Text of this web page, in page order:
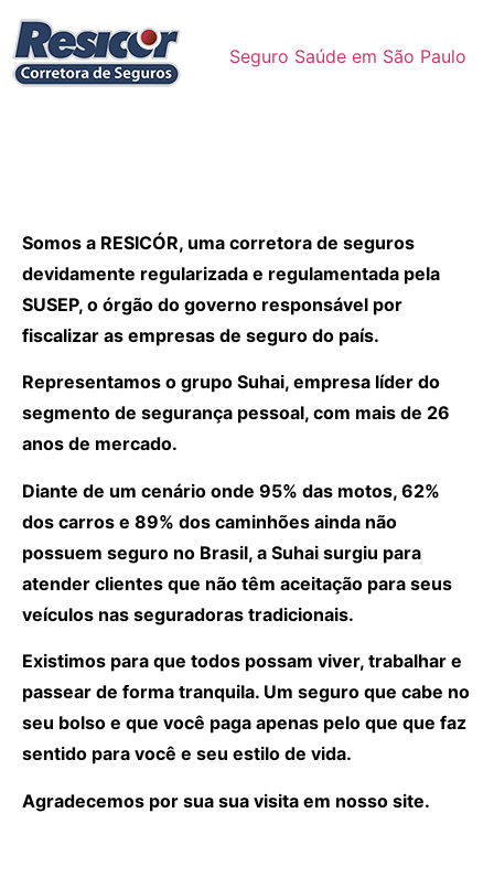
Seguro Saúde em São Paulo
Somos a RESICÓR, uma corretora de seguros
devidamente regularizada e regulamentada pela
SUSEP, o órgão do governo responsável por
fiscalizar as empresas de seguro do país.
Representamos o grupo Suhai, empresa líder do
segmento de segurança pessoal, com mais de 26
anos de mercado.
Diante de um cenário onde 95% das motos, 62%
dos carros e 89% dos caminhões ainda não
possuem seguro no Brasil, a Suhai surgiu para
atender clientes que não têm aceitação para seus
veículos nas seguradoras tradicionais.
Existimos para que todos possam viver, trabalhar e
passear de forma tranquila. Um seguro que cabe no
seu bolso e que você paga apenas pelo que que faz
sentido para você e seu estilo de vida.
Agradecemos por sua sua visita em nosso site.